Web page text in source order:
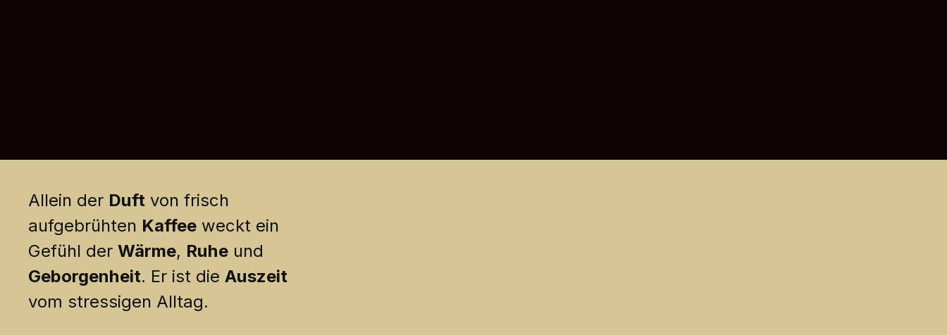
Allein der Duft von frisch
aufgebrühten Kaffee weckt ein
Gefühl der Wärme, Ruhe und
Geborgenheit. Er ist die Auszeit
vom stressigen Alltag.